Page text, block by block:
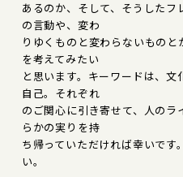
あるのか、そして、そうしたフ
の言動や、変わ
りゆくものと変わらないもの
を考えてみたい
と思います。キーワードは、
自己。それぞれ
のご関心に引き寄せて、人の
らかの実りを持
ち帰っていただければ幸いです
い。